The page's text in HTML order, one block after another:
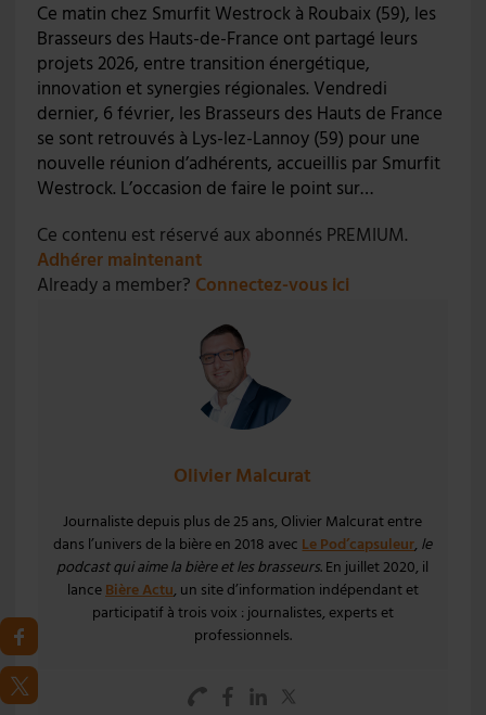
Ce matin chez Smurfit Westrock à Roubaix (59), les
Brasseurs des Hauts-de-France ont partagé leurs
projets 2026, entre transition énergétique,
innovation et synergies régionales. Vendredi
dernier, 6 février, les Brasseurs des Hauts de France
se sont retrouvés à Lys-lez-Lannoy (59) pour une
nouvelle réunion d’adhérents, accueillis par Smurfit
Westrock. L’occasion de faire le point sur…
Ce contenu est réservé aux abonnés PREMIUM.
Adhérer maintenant
Already a member? Connectez-vous ici
Olivier Malcurat
Journaliste depuis plus de 25 ans, Olivier Malcurat entre
dans l’univers de la bière en 2018 avecLe Pod’capsuleur, le
podcast qui aime la bière et les brasseurs. En juillet 2020, il
lanceBière Actu, un site d’information indépendant et
participatif à trois voix : journalistes, experts et
professionnels.